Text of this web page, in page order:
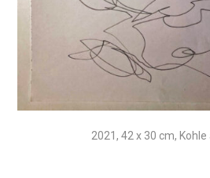
2021, 42 x 30 cm,